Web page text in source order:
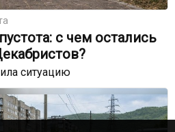
с чем остались
ситуацию